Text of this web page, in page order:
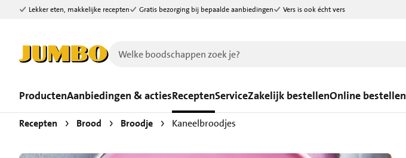
Ga naar zoeken
Ga naar hoofdinhoud
Lekker eten, makkelijke recepten Gratis bezorging bij bepaalde aanbiedingen Vers is ook écht vers
ProductenAanbiedingen & actiesReceptenServiceZakelijk bestellenOnline bestellen
Recepten Brood Broodje Kaneelbroodjes